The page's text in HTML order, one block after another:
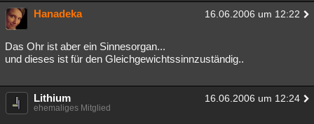
Hanadeka 16.06.2006 um 12:22
Das Ohr ist aber ein Sinnesorgan...
und dieses ist für den Gleichgewichtssinnzuständig..
Lithium 16.06.2006 um 12:24
ehemaliges Mitglied